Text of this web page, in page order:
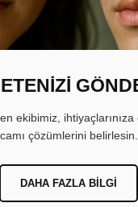
ekibimiz,
camı çözümlerini belirlesin.
DAHA FAZLA BILGI